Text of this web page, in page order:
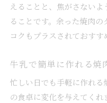
えることと、焦がさない
ることです。余った焼肉
コクもプラスされておすす
牛乳で簡単に作れる焼
忙しい日でも手軽に作れ
の食卓に変化を与えてく